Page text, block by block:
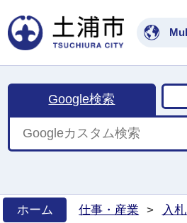
Google検索
ホーム
仕事・産業 > 入